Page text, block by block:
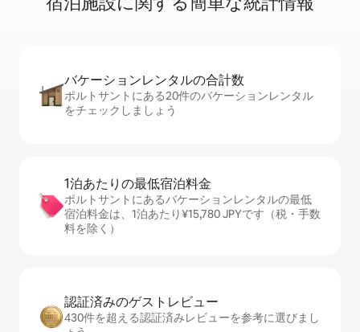
バケーションレ⁠ン⁠タ⁠ル⁠の合⁠計⁠数
ポルトサントにある20件のバケーションレンタル
をチェックしましょう
1泊あたりの最⁠低⁠宿⁠泊⁠料⁠金
ポルトサントにあるバケーションレンタルの最低
宿泊料金は、1泊あたり¥15,780 JPYです（税・手数
料を除く）
認証済みのゲ⁠ス⁠ト⁠レ⁠ビ⁠ュ⁠ー
430件を超える認証済みレビューを参考に選びまし